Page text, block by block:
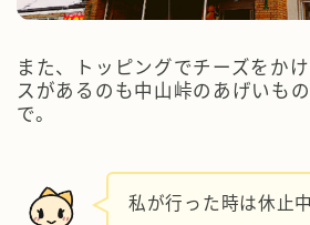
また、トッピングでチーズをか
スがあるのも中山峠のあげいも
で。
私が行った時は休止